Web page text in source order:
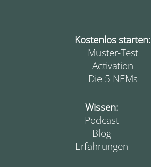
Kostenlos starten:
Muster-Test
Activation
Die 5 NEMs
Wissen:
Podcast
Blog
Erfahrungen